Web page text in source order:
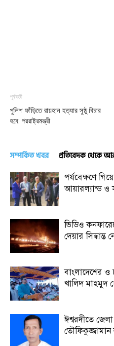
পূর্ববর্তী
পুলিশ ফাঁড়িতে রায়হান হত্যার সুষ্ঠু বিচার
হবে: পররাষ্ট্রমন্ত্রী
সম্পর্কিত খবর প্রতিবেদক থেকে
পর্যবেক্ষণে গিয়ে
আয়ারল্যান্ড ও
ভিডিও
দেয়ার সিদ্ধান্ত
বাংলাদেশের
খালিদ মাহমুদ
ঈশ্বরদীতে